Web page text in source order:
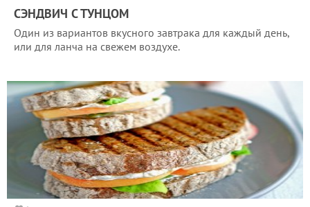
CЭНДВИЧ С ТУНЦОМ
Один из вариантов вкусного завтрака для каждый день,
или для ланча на свежем воздухе.